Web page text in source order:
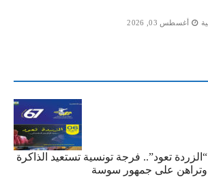
أغسطس 03, 2026
“الزردة تعود”.. فرجة تونسية تستعيد الذاكرة
وتراهن على جمهور سوسة